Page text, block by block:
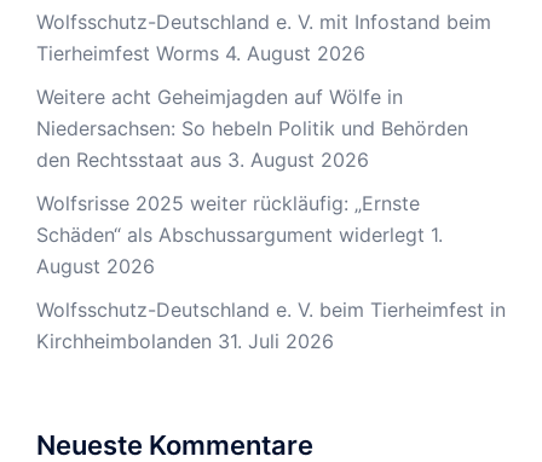
Wolfsschutz-Deutschland e. V. mit Infostand beim
Tierheimfest Worms 4. August 2026
Weitere acht Geheimjagden auf Wölfe in
Niedersachsen: So hebeln Politik und Behörden
den Rechtsstaat aus 3. August 2026
Wolfsrisse 2025 weiter rückläufig: „Ernste
Schäden“ als Abschussargument widerlegt 1.
August 2026
Wolfsschutz-Deutschland e. V. beim Tierheimfest in
Kirchheimbolanden 31. Juli 2026
Neueste Kommentare